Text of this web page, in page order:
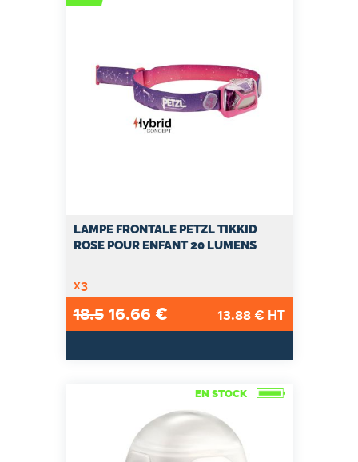
LAMPE FRONTALE PETZL TIKKID
ROSE POUR ENFANT 20 LUMENS
x3
18.516.66 € 13.88€ HT
EN STOCK